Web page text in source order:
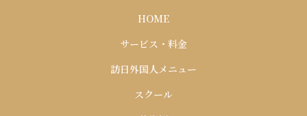
HOME
サービス・料金
訪日外国人メニュー
スクール